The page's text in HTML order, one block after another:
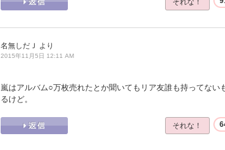
それな！
名無しだＪ より
2015年11月5日 12:11 AM
嵐はアルバム○万枚売れたとか聞いてもリア友誰も持ってない
るけど。
それな！